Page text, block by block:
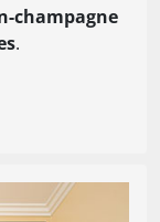
champagne
.